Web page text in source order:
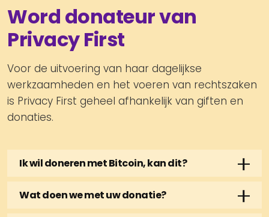
Word donateur van
Privacy First
Voor de uitvoering van haar dagelijkse
werkzaamheden en het voeren van rechtszaken
is Privacy First geheel afhankelijk van giften en
donaties.
Ik wil doneren met Bitcoin, kan dit?
Doneren via het Lightning Network
Wat doen we met uw donatie?